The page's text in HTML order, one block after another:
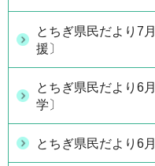
とちぎ県民だより7
援〕
とちぎ県民だより6
学〕
とちぎ県民だより6